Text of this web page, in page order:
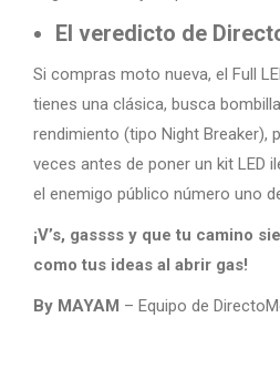
El veredicto de
Si compras moto nueva, el Full
tienes una clásica, busca
rendimiento (tipo Night Breaker),
veces antes de poner un kit LED
el enemigo público número uno
¡V’s, gassss y que tu camino
como tus ideas al abrir gas!
By MAYAM – Equipo de